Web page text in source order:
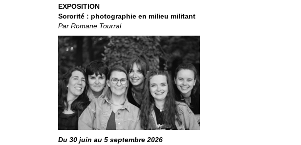
EXPOSITION
Sororité : photographie en milieu militant
Par Romane Tourral
Du 30 juin au 5 septembre 2026